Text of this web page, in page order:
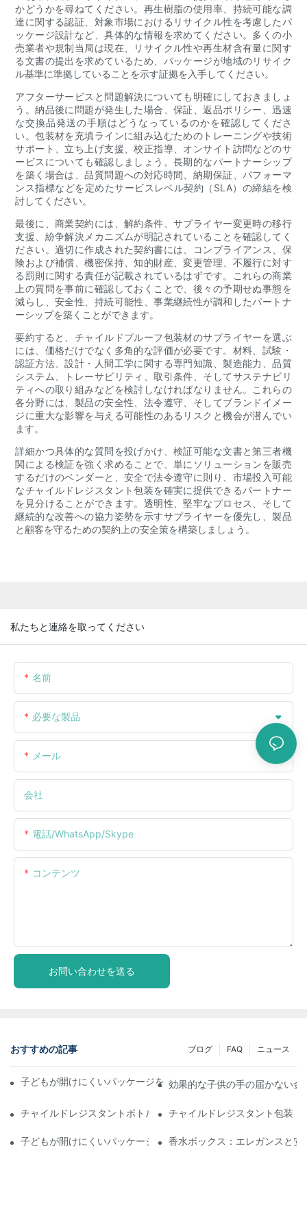
かどうかを尋ねてください。再生樹脂の使用率、持続可能な調
達に関する認証、対象市場におけるリサイクル性を考慮したパ
ッケージ設計など、具体的な情報を求めてください。多くの小
売業者や規制当局は現在、リサイクル性や再生材含有量に関す
る文書の提出を求めているため、パッケージが地域のリサイク
ル基準に準拠していることを示す証拠を入手してください。
アフターサービスと問題解決についても明確にしておきましょ
う。納品後に問題が発生した場合、保証、返品ポリシー、迅速
な交換品発送の手順はどうなっているのかを確認してくださ
い。包装材を充填ラインに組み込むためのトレーニングや技術
サポート、立ち上げ支援、校正指導、オンサイト訪問などのサ
ービスについても確認しましょう。長期的なパートナーシップ
を築く場合は、品質問題への対応時間、納期保証、パフォーマ
ンス指標などを定めたサービスレベル契約（SLA）の締結を検
討してください。
最後に、商業契約には、解約条件、サプライヤー変更時の移行
支援、紛争解決メカニズムが明記されていることを確認してく
ださい。適切に作成された契約書には、コンプライアンス、保
険および補償、機密保持、知的財産、変更管理、不履行に対す
る罰則に関する責任が記載されているはずです。これらの商業
上の質問を事前に確認しておくことで、後々の予期せぬ事態を
減らし、安全性、持続可能性、事業継続性が調和したパートナ
ーシップを築くことができます。
要約すると、チャイルドプルーフ包装材のサプライヤーを選ぶ
には、価格だけでなく多角的な評価が必要です。材料、試験・
認証方法、設計・人間工学に関する専門知識、製造能力、品質
システム、トレーサビリティ、取引条件、そしてサステナビリ
ティへの取り組みなどを検討しなければなりません。これらの
各分野には、製品の安全性、法令遵守、そしてブランドイメー
ジに重大な影響を与える可能性のあるリスクと機会が潜んでい
ます。
詳細かつ具体的な質問を投げかけ、検証可能な文書と第三者機
関による検証を強く求めることで、単にソリューションを販売
するだけのベンダーと、安全で法令遵守に則り、市場投入可能
なチャイルドレジスタント包装を確実に提供できるパートナー
を見分けることができます。透明性、堅牢なプロセス、そして
継続的な改善への協力姿勢を示すサプライヤーを優先し、製品
と顧客を守るための契約上の安全策を構築しましょう。
私たちと連絡を取ってください
名前
必要な製品
メール
会社
電話/WhatsApp/Skype
コンテンツ
お問い合わせを送る
おすすめの記事 ニュース
FAQ
ブログ
子どもが開けにくいパッケージを理解する：子どもの安全を確保
効果的な子供の手の届かない金
チャイルドレジスタントボトル：遵守のために知っておくべきこ
チャイルドレジスタント包装：
子どもが開けにくいパッケージソリューションの未来
香水ボックス：エレガンスと安